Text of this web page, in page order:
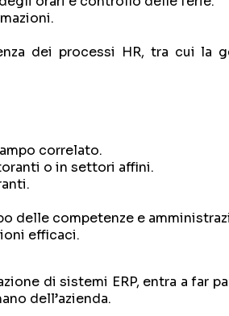
dei processi HR, tra cui la
correlato.
o in settori affini.
delle competenze e
efficaci.
di sistemi ERP, entra a far
dell’azienda.